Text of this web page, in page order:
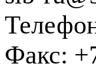
Факс: